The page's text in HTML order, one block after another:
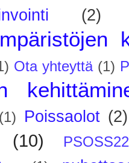
(2)
Ota yhteyttä (1)
(1) Poissaolot (2)
(10)